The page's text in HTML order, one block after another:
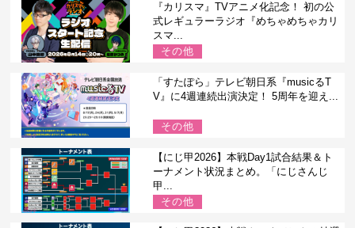
『カリスマ』TVアニメ化記念！ 初の公
式レギュラーラジオ『めちゃめちゃカリ
スマ...
その他
「すたぽら」テレビ朝日系『musicるT
V』に4週連続出演決定！ 5周年を迎え...
その他
【にじ甲2026】本戦Day1試合結果＆ト
ーナメント状況まとめ。「にじさんじ
甲...
その他